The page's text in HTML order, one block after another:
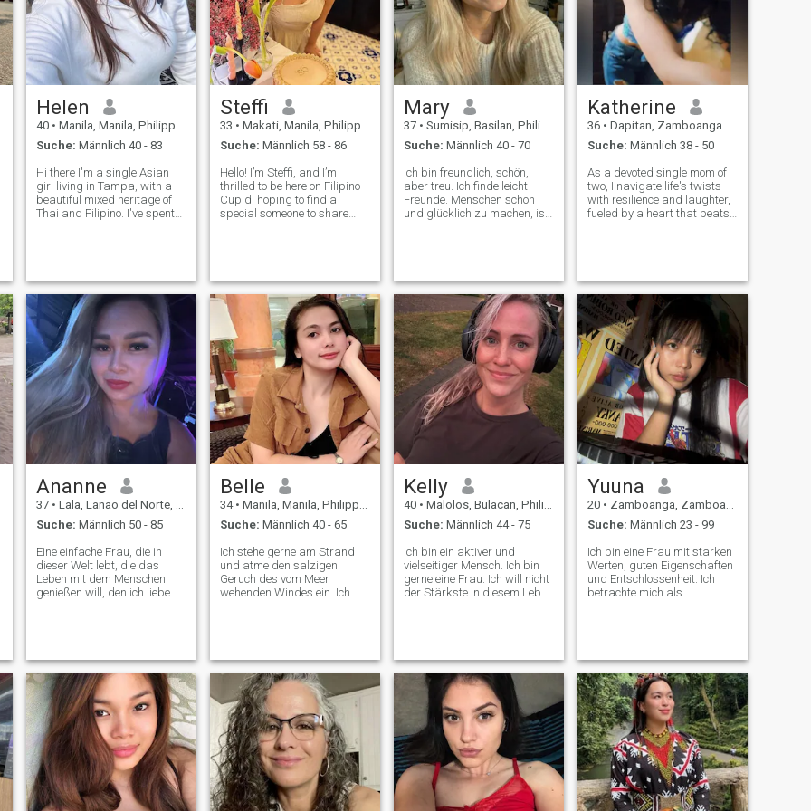
Helen
40 • Manila, Manila, Philippinen
Suche: Männlich 40 - 83
Hi there I'm a single Asian
girl living in Tampa, with a
beautiful mixed heritage of
Thai and Filipino. I've spent
winter! I prefer warm
weather a
Steffi
33 • Makati, Manila, Philippinen
Suche: Männlich 58 - 86
Hello! I’m Steffi, and I’m
thrilled to be here on Filipino
Cupid, hoping to find a
special someone to share
connection, a partner
Mary
37 • Sumisip, Basilan, Philippinen
Suche: Männlich 40 - 70
Ich bin freundlich, schön,
aber treu. Ich finde leicht
Freunde. Menschen schön
und glücklich zu machen, ist
starke Werte im Leben
haben und eine starke
Familie gründen wollen! Ich
bin mir sicher, dass die
Menschen jeden einzelnen
Moment schätzen sollten! Ich
will eine gute Familie haben.
Ich will als Frau glücklich
sein, und ich will, dass mein
Mann jeden Tag glücklich ist!
Katherine
36 • Dapitan, Zamboanga del Norte, Philippinen
Suche: Männlich 38 - 50
As a devoted single mom of
two, I navigate life's twists
with resilience and laughter,
fueled by a heart that beats
sunsets, sharing a quiet
night in, whispering
Ananne
37 • Lala, Lanao del Norte, Philippinen
Suche: Männlich 50 - 85
Eine einfache Frau, die in
dieser Welt lebt, die das
Leben mit dem Menschen
genießen will, den ich liebe
den ich für den Rest meines
Lebens respektiere und liebe.
Ich wünschte, ich könnte
jemanden treffen, der etwas
Besonderes in meinem
Herzen hat.
Belle
34 • Manila, Manila, Philippinen
Suche: Männlich 40 - 65
Ich stehe gerne am Strand
und atme den salzigen
Geruch des vom Meer
wehenden Windes ein. Ich
den Wellen schmilzt und nur
eine kaum wahrnehmbare
Flamme Ich bin sehr
zuversichtlich. - Ja. Ich liebe
das Leben, und das Leben
liebt mich. Ich bin ein
Lichtstrahl in einem dunklen
Raum. Ich glaube, dass
positives Denken mich zu
meinem Ziel führen wird.
Mein Ziel ist wahre Liebe und
Kelly
40 • Malolos, Bulacan, Philippinen
Suche: Männlich 44 - 75
Ich bin ein aktiver und
vielseitiger Mensch. Ich bin
gerne eine Frau. Ich will nicht
der Stärkste in diesem Leben
überreden. Ich liebe es zu
arbeiten und die Ergebnisse
meiner Arbeit zu sehen.
Yuuna
20 • Zamboanga, Zamboanga City, Philippinen
Suche: Männlich 23 - 99
Ich bin eine Frau mit starken
Werten, guten Eigenschaften
und Entschlossenheit. Ich
betrachte mich als
herauszuholen. Ich bin auch
fleißig und engagiert,
besonders als arbeitender
Student, der sein Studium
und seinen Lebensunterhalt
im Gleichgewicht hält. Diese
Reise hat mich Geduld,
Disziplin und Ausdauer
gelehrt. Trotz der
Herausforderungen
konzentriere ich mich auf